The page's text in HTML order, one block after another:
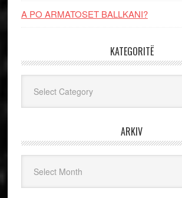
A PO ARMATOSET BALLKANI?
KATEGORITË
ARKIV